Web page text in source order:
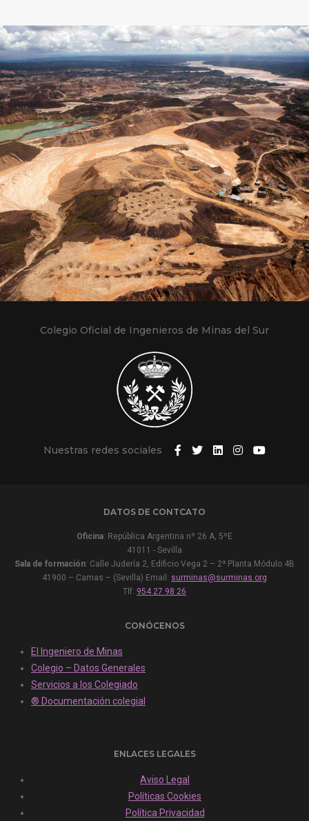
Colegio Oficial de Ingenieros de Minas del Sur
Nuestras redes sociales
DATOS DE CONTCATO
Oficina: República Argentina nº 26 A, 5ºE
41011 - Sevilla
Sala de formación: Calle Judería 2, Edificio Vega 2 – 2ª Planta Módulo 4B
41900 – Camas – (Sevilla) Email: surminas@surminas.org
Tlf: 954 27 98 26
CONÓCENOS
El Ingeniero de Minas
Colegio – Datos Generales
Servicios a los Colegiado
® Documentación colegial
ENLACES LEGALES
Aviso Legal
Políticas Cookies
Política Privacidad